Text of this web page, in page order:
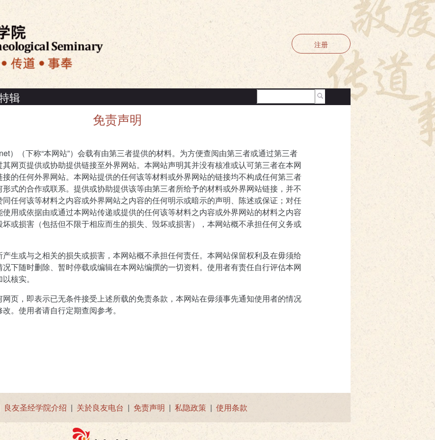
注册
辑
免责声明
）（下称“本网站”）会载有由第三者提供的材料。为方便查阅由第三者或通过第三者
网页提供或协助提供链接至外界网站。本网站声明其并没有核准或认可第三者在本网
的任何外界网站。本网站提供的任何该等材料或外界网站的链接均不构成任何第三者
式的合作或联系。提供或协助提供该等由第三者所给予的材料或外界网站链接，并不
任何该等材料之内容或外界网站之内容的任何明示或暗示的声明、陈述或保证；对任
用或依据由或通过本网站传递或提供的任何该等材料之内容或外界网站的材料之内容
或损害（包括但不限于相应而生的损失、毁坏或损害），本网站概不承担任何义务或
生或与之相关的损失或损害，本网站概不承担任何责任。本网站保留权利及在毋须给
下随时删除、暂时停载或编辑在本网站编撰的一切资料。使用者有责任自行评估本网
核实。
页，即表示已无条件接受上述所载的免责条款，本网站在毋须事先通知使用者的情况
。使用者请自行定期查阅参考。
良友圣经学院介绍 | 关於良友电台 | 免责声明 | 私隐政策 | 使用条款